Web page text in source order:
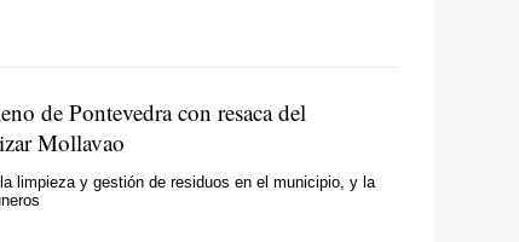
de Pontevedra con resaca del
Mollavao
limpieza y gestión de residuos en el municipio, y la